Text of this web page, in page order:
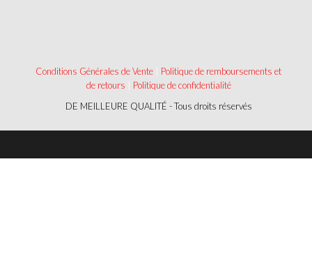
Conditions Générales de Vente
Politique de remboursements et
de retours
Politique de confidentialité
DE MEILLEURE QUALITÉ - Tous droits réservés